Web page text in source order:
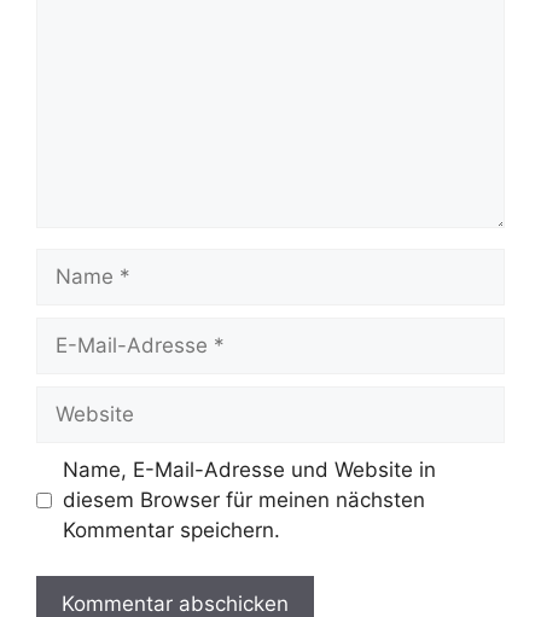
Mail-
Name, E-Mail-Adresse und Website in
diesem Browser für meinen nächsten
Kommentar speichern.